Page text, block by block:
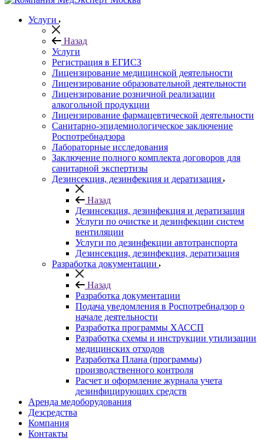
Услуги
Назад
Услуги
Регистрация в ЕГИСЗ
Лицензирование медицинской деятельности
Лицензирование образовательной деятельности
Лицензирование розничной реализации
алкогольной продукции
Лицензирование фармацевтической деятельности
Санитарно-эпидемиологическое заключение
Роспотребнадзора
Лабораторные исследования
Заключение полного комплекта договоров для
санитарной экспертизы
Дезинсекция, дезинфекция и дератизация
Назад
Дезинсекция, дезинфекция и дератизация
Услуги по очистке и дезинфекции систем
вентиляции
Услуги по дезинфекции автотранспорта
Дезинсекция, дезинфекция, дератизация
Разработка документации
Назад
Разработка документации
Подача уведомления в Роспотребнадзор о
начале деятельности
Разработка программы ХАССП
Разработка схемы и инструкции утилизации
медицинских отходов
Разработка Плана (программы)
производственного контроля
Расчет и оформление журнала учета
дезинфицирующих средств
Аренда медоборудования
Дезсредства
Компания
Контакты